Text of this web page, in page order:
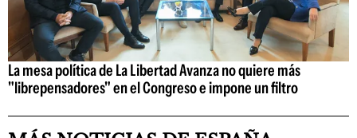
La mesa política de La Libertad Avanza no quiere más
"librepensadores" en el Congreso e impone un filtro